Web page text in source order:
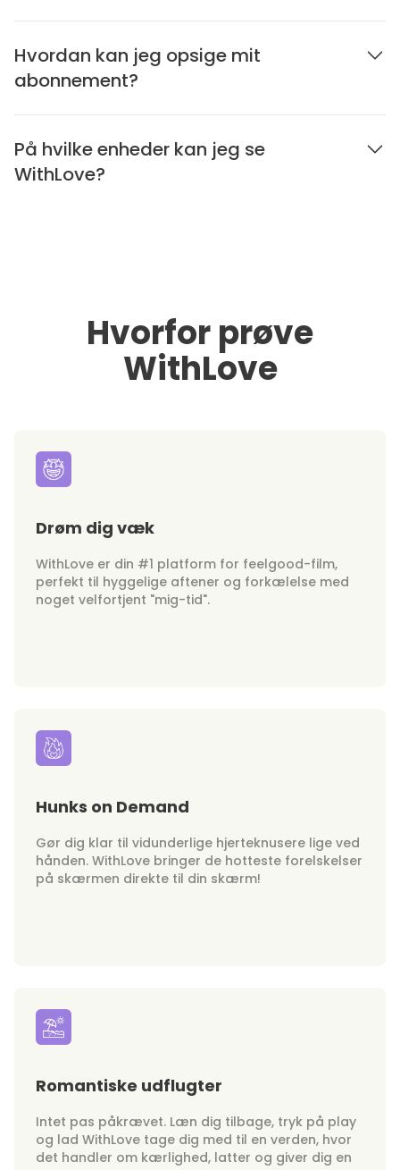
Hvordan kan jeg opsige mit
abonnement?
På hvilke enheder kan jeg se
WithLove?
Hvorfor prøve
WithLove
Drøm dig væk
WithLove er din #1 platform for feelgood-film,
perfekt til hyggelige aftener og forkælelse med
noget velfortjent "mig-tid".
Hunks on Demand
Gør dig klar til vidunderlige hjerteknusere lige ved
hånden. WithLove bringer de hotteste forelskelser
på skærmen direkte til din skærm!
Romantiske udflugter
Intet pas påkrævet. Læn dig tilbage, tryk på play
og lad WithLove tage dig med til en verden, hvor
det handler om kærlighed, latter og giver dig en